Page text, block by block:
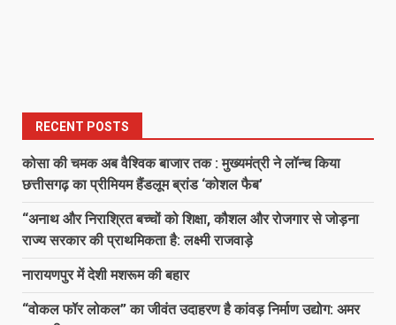
RECENT POSTS
कोसा की चमक अब वैश्विक बाजार तक : मुख्यमंत्री ने लॉन्च किया
छत्तीसगढ़ का प्रीमियम हैंडलूम ब्रांड ‘कोशल फैब’
“अनाथ और निराश्रित बच्चों को शिक्षा, कौशल और रोजगार से जोड़ना
राज्य सरकार की प्राथमिकता है: लक्ष्मी राजवाड़े
नारायणपुर में देशी मशरूम की बहार
“वोकल फॉर लोकल” का जीवंत उदाहरण है कांवड़ निर्माण उद्योग: अमर